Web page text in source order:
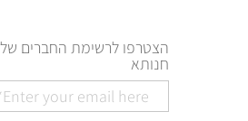
הצטרפו לרשימת החברים של
חנותא